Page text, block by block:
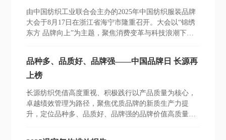
由中国纺织工业联合会主办的2025年中国纺织服装品牌
大会于8月17日在浙江省海宁市隆重召开。大会以“锦绣
东方 品牌向上”为主题，聚焦消费变革与科技浪潮下，
品种多、品质好、品牌强——中国品牌日 长源再
上榜
长源纺织凭借高度重视、积极践行以产品质量为核心，
卓越绩效管理为路径，聚焦优质品牌的新质生产力提
升，定位品种多、品质好、品牌强的品牌价值高质量发